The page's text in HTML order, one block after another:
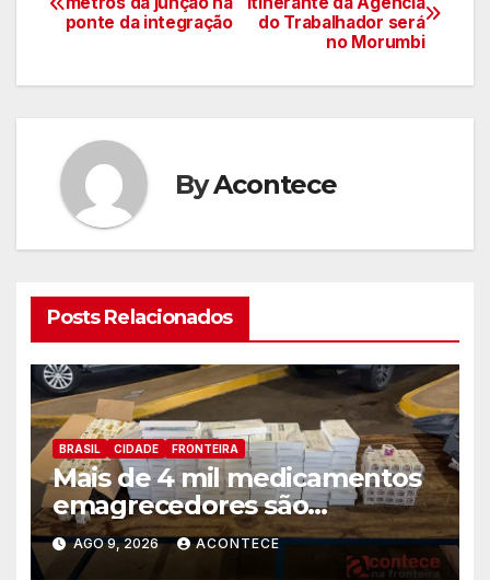
de
artigos
do Trabalhador será
no Morumbi
ponte da integração
ByAcontece
Posts Relacionados
BRASIL CIDADE FRONTEIRA
Mais de 4 mil medicamentos
emagrecedores são
apreendidos pela Receita
Federal
AGO 9, 2026 ACONTECE